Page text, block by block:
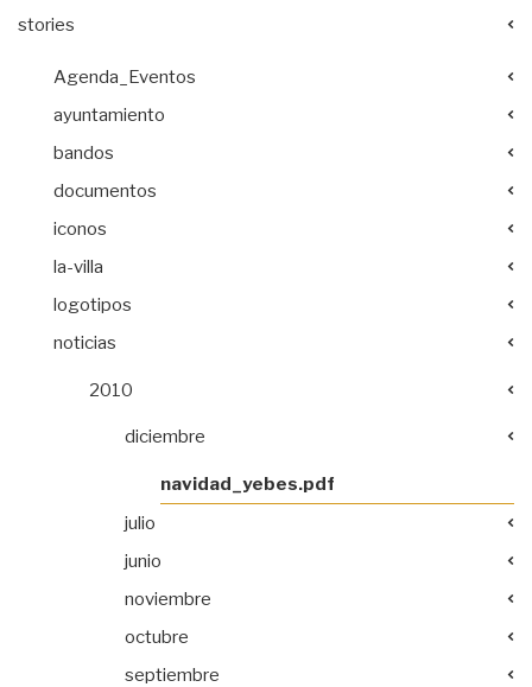
stories
Agenda_Eventos
ayuntamiento
bandos
documentos
iconos
la-villa
logotipos
noticias
2010
diciembre
navidad_yebes.pdf
julio
junio
noviembre
octubre
septiembre